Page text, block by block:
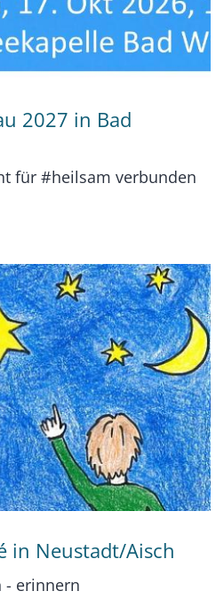
2027 in Bad
für #heilsam verbunden
in Neustadt/Aisch
- erinnern